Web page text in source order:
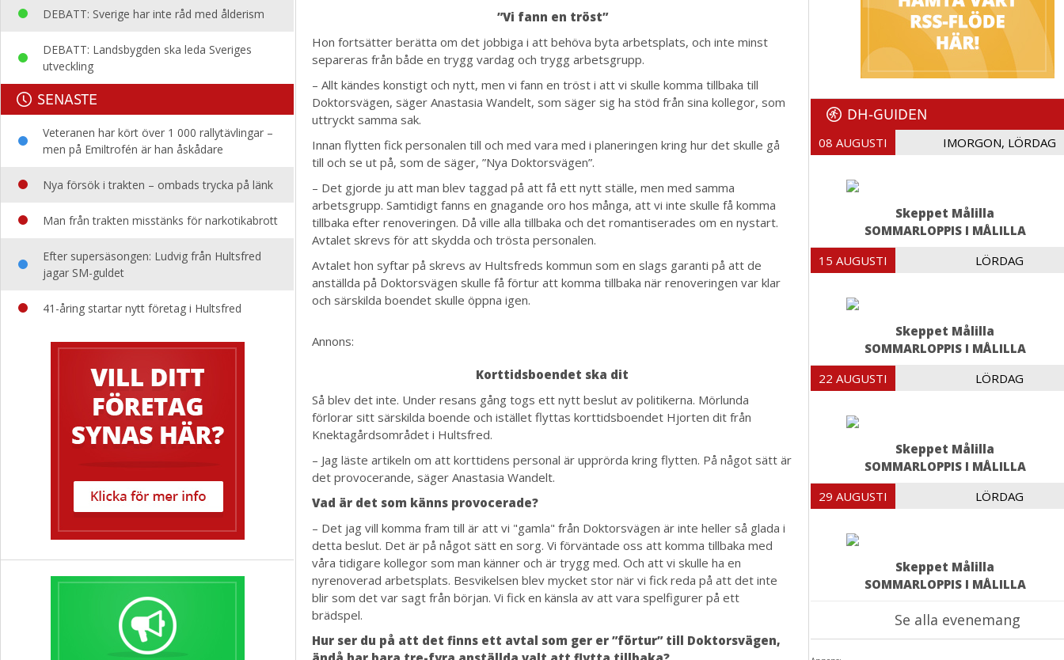
DEBATT: Sverige har inte råd med ålderism
DEBATT: Landsbygden ska leda Sveriges
utveckling
SENASTE
Veteranen har kört över 1 000 rallytävlingar –
men på Emiltrofén är han åskådare
Nya försök i trakten – ombads trycka på länk
Man från trakten misstänks för narkotikabrott
Efter supersäsongen: Ludvig från Hultsfred
jagar SM-guldet
41-åring startar nytt företag i Hultsfred
”Vi fann en tröst”
Hon fortsätter berätta om det jobbiga i att behöva byta arbetsplats, och inte minst
separeras från både en trygg vardag och trygg arbetsgrupp.
– Allt kändes konstigt och nytt, men vi fann en tröst i att vi skulle komma tillbaka till
Doktorsvägen, säger Anastasia Wandelt, som säger sig ha stöd från sina kollegor, som
uttryckt samma sak.
Innan flytten fick personalen till och med vara med i planeringen kring hur det skulle gå
till och se ut på, som de säger, ”Nya Doktorsvägen”.
– Det gjorde ju att man blev taggad på att få ett nytt ställe, men med samma
arbetsgrupp. Samtidigt fanns en gnagande oro hos många, att vi inte skulle få komma
tillbaka efter renoveringen. Då ville alla tillbaka och det romantiserades om en nystart.
Avtalet skrevs för att skydda och trösta personalen.
Avtalet hon syftar på skrevs av Hultsfreds kommun som en slags garanti på att de
anställda på Doktorsvägen skulle få förtur att komma tillbaka när renoveringen var klar
och särskilda boendet skulle öppna igen.
Annons:
Korttidsboendet ska dit
Så blev det inte. Under resans gång togs ett nytt beslut av politikerna. Mörlunda
förlorar sitt särskilda boende och istället flyttas korttidsboendet Hjorten dit från
Knektagårdsområdet i Hultsfred.
– Jag läste artikeln om att korttidens personal är upprörda kring flytten. På något sätt är
det provocerande, säger Anastasia Wandelt.
Vad är det som känns provocerade?
– Det jag vill komma fram till är att vi "gamla" från Doktorsvägen är inte heller så glada i
detta beslut. Det är på något sätt en sorg. Vi förväntade oss att komma tillbaka med
våra tidigare kollegor som man känner och är trygg med. Och att vi skulle ha en
nyrenoverad arbetsplats. Besvikelsen blev mycket stor när vi fick reda på att det inte
blir som det var sagt från början. Vi fick en känsla av att vara spelfigurer på ett
brädspel.
Hur ser du på att det finns ett avtal som ger er ”förtur” till Doktorsvägen,
DH-GUIDEN
08 AUGUSTI IMORGON, LÖRDAG
Skeppet Målilla
SOMMARLOPPIS I MÅLILLA
15 AUGUSTI LÖRDAG
Skeppet Målilla
SOMMARLOPPIS I MÅLILLA
22 AUGUSTI LÖRDAG
Skeppet Målilla
SOMMARLOPPIS I MÅLILLA
29 AUGUSTI LÖRDAG
Skeppet Målilla
SOMMARLOPPIS I MÅLILLA
Se alla evenemang